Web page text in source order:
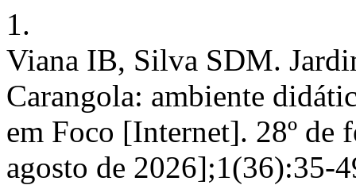
1.
Viana IB, Silva SDM.
Carangola: ambiente
em Foco [Internet]. 28º de
agosto de 2026];1(36):35-